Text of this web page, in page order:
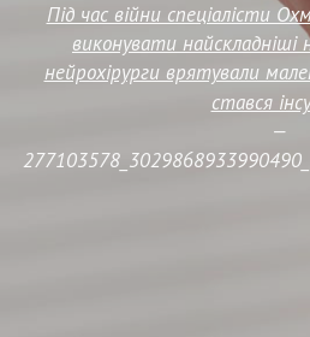
Під час війни спеціалісти
виконувати найскладніші
нейрохірурги врятували
стався
—